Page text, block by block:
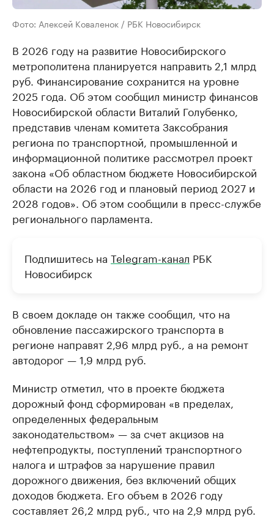
Фото: Алексей Коваленок / РБК Новосибирск
В 2026 году на развитие Новосибирского
метрополитена планируется направить 2,1 млрд
руб. Финансирование сохранится на уровне
2025 года. Об этом сообщил министр финансов
Новосибирской области Виталий Голубенко,
представив членам комитета Заксобрания
региона по транспортной, промышленной и
информационной политике рассмотрел проект
закона «Об областном бюджете Новосибирской
области на 2026 год и плановый период 2027 и
2028 годов». Об этом сообщили в пресс-службе
регионального парламента.
Подпишитесь на Telegram-канал РБК
Новосибирск
В своем докладе он также сообщил, что на
обновление пассажирского транспорта в
регионе направят 2,96 млрд руб., а на ремонт
автодорог — 1,9 млрд руб.
Министр отметил, что в проекте бюджета
дорожный фонд сформирован «в пределах,
определенных федеральным
законодательством» — за счет акцизов на
нефтепродукты, поступлений транспортного
налога и штрафов за нарушение правил
дорожного движения, без включений общих
доходов бюджета. Его объем в 2026 году
составляет 26,2 млрд руб., что на 2,9 млрд руб.